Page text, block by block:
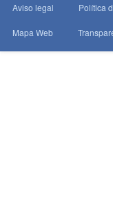
Aviso legal Política
Mapa Web